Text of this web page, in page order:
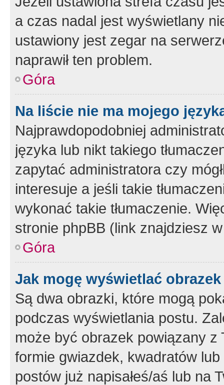
a czas nadal jest wyświetlany
ustawiony jest zegar na
naprawił ten problem.
Góra
Na liście nie ma mojego
Najprawdopodobniej
języka lub nikt takiego
zapytać administratora czy
interesuje a jeśli takie
wykonać takie tłumaczenie.
stronie phpBB (link znajdziesz
Góra
Jak mogę wyświetlać
Są dwa obrazki, które mogą
podczas wyświetlania postu.
może być obrazek powiązany z
formie gwiazdek, kwadratów
postów już napisałeś/aś lub na